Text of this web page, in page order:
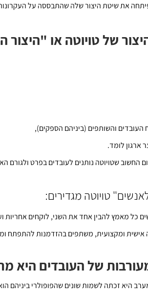
את שיטת היצור שלה שהתבססה על
של טויוטה או "היצור
העובדים והשותפים (ביניהם הספקים),
ארגון לומד.
שטויוטה נותנים לעובדים בפרט ולגורם
טויוטה מגדירים:
כל מאמץ להבין אחד את השני, לוקחים אחריות
אישית ומקצועית, משתפים בהזדמנות להתפתח
של העובדים היא
היא זכתה לשמות שונים שהפופולרי ביניהם